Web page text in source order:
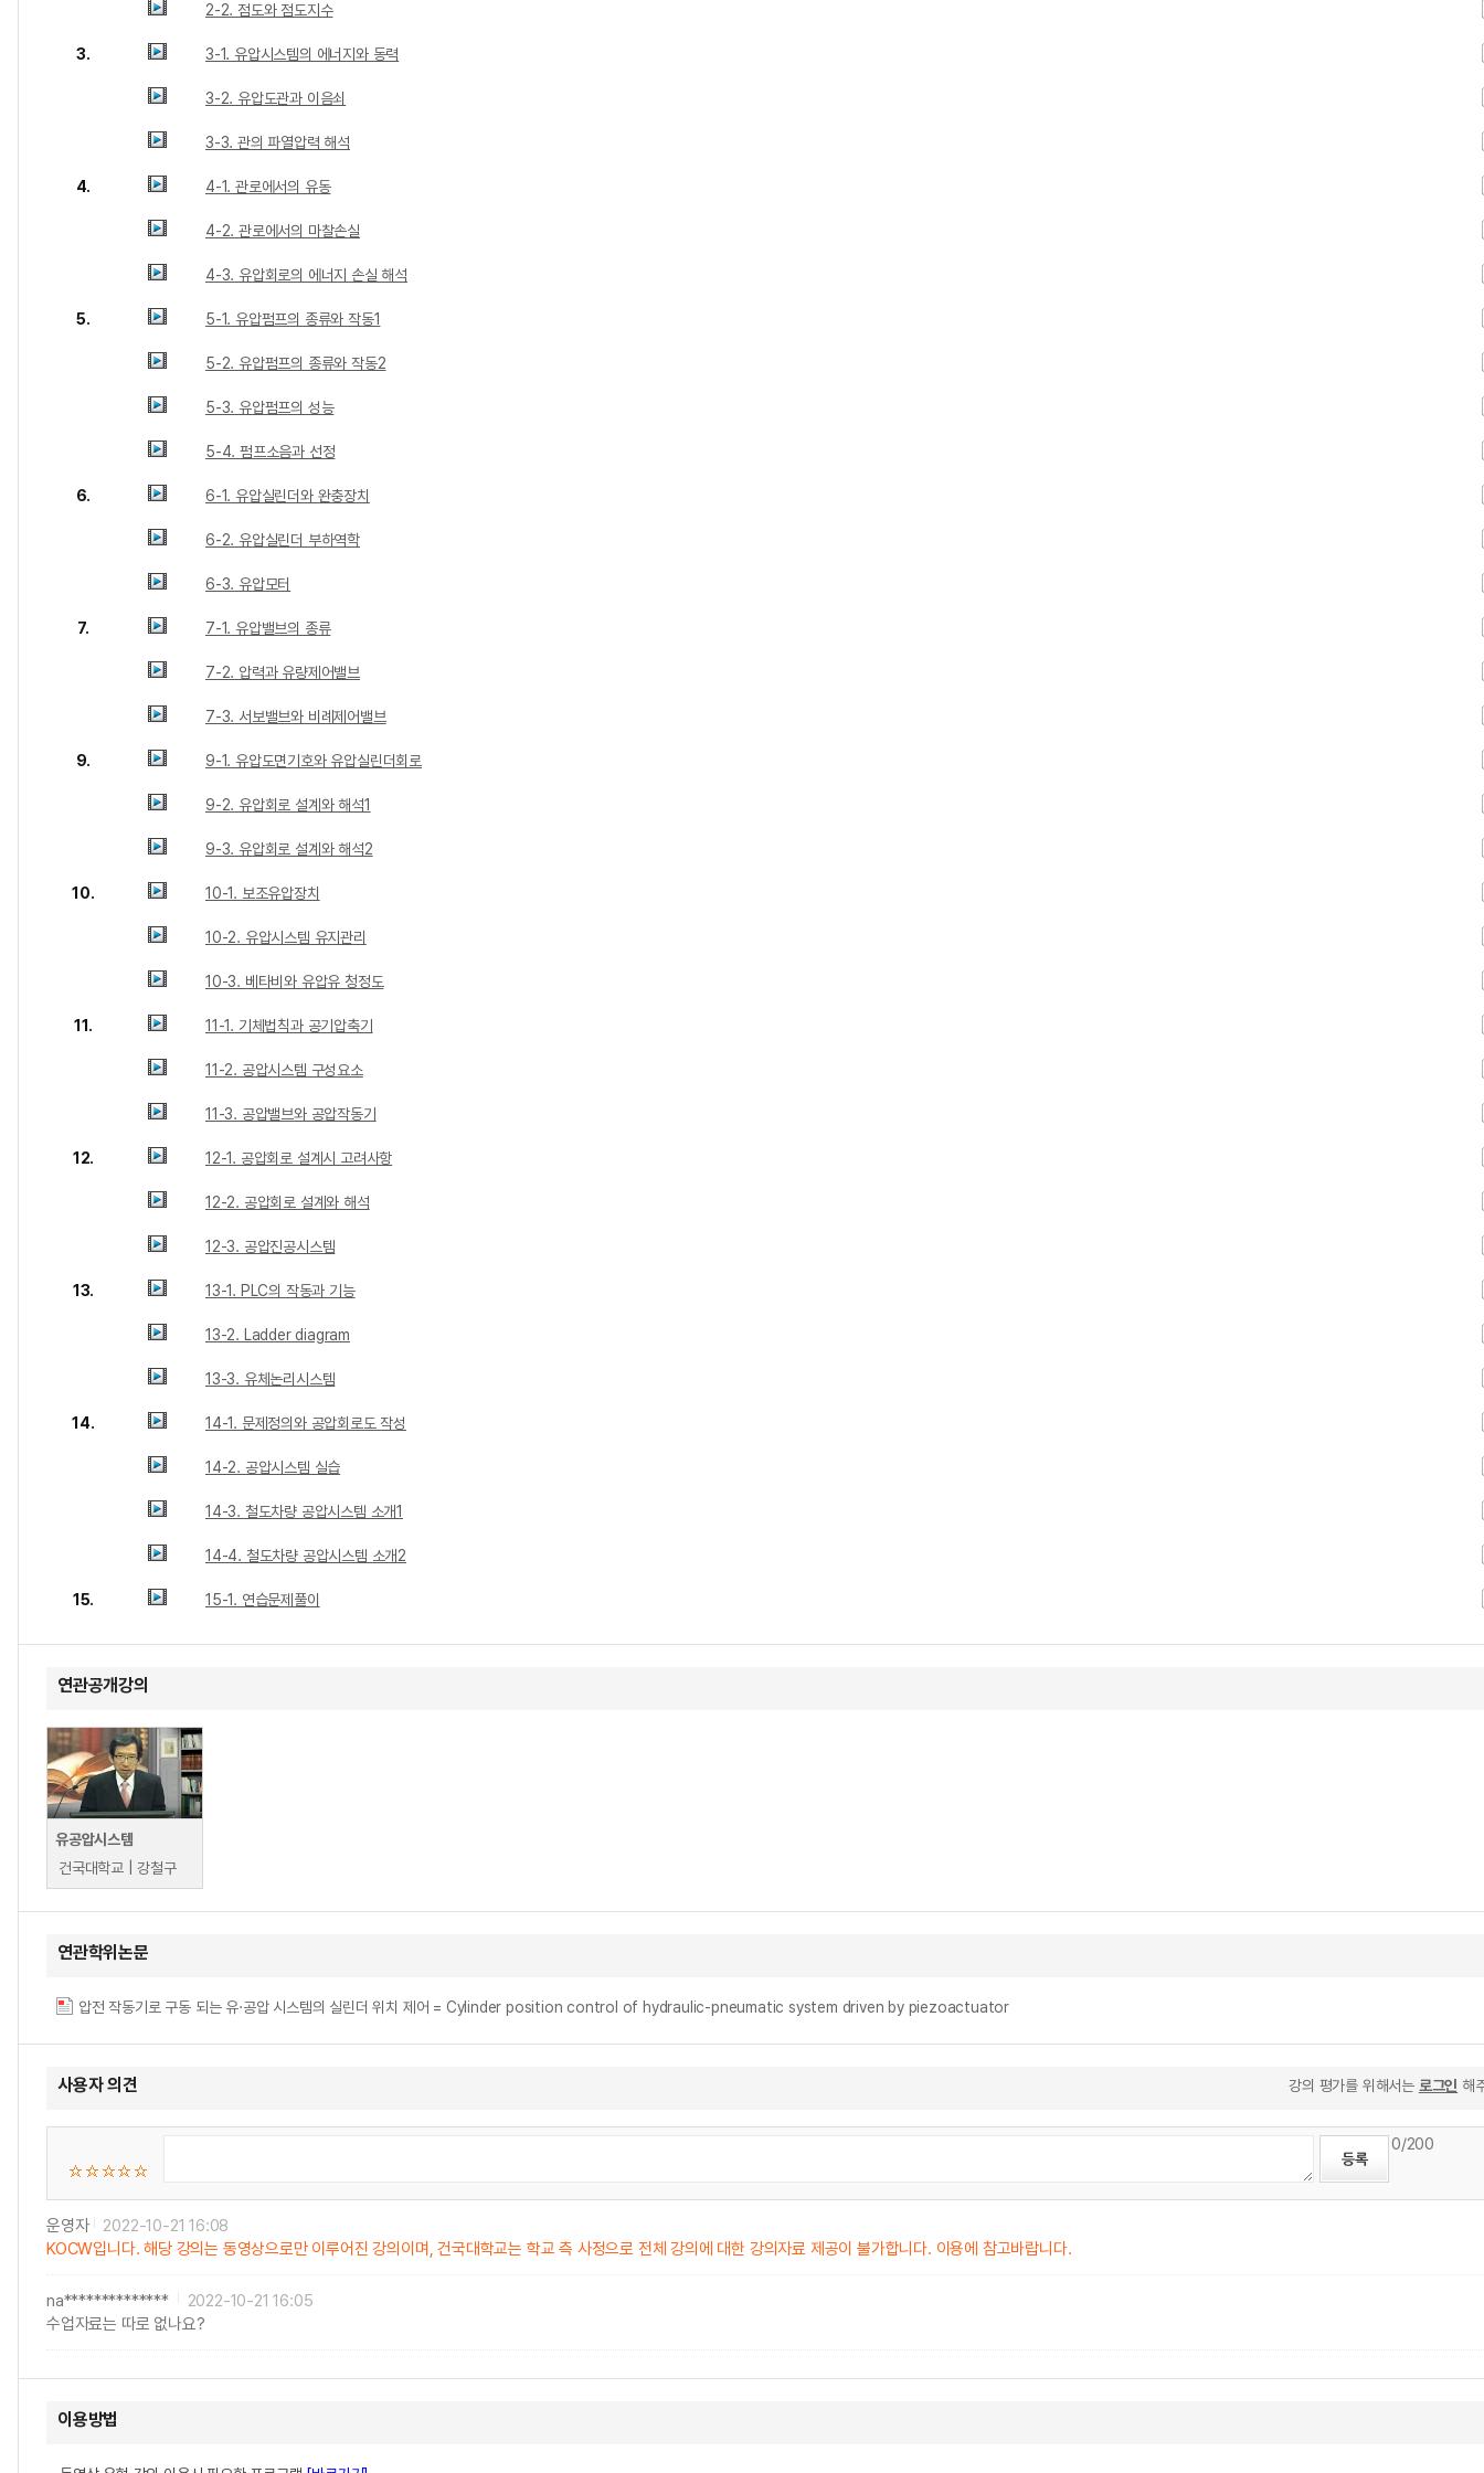
2-2. 점도와 점도지수
3. 3-1. 유압시스템의 에너지와 동력
3-2. 유압도관과 이음쇠
3-3. 관의 파열압력 해석
4. 4-1. 관로에서의 유동
4-2. 관로에서의 마찰손실
4-3. 유압회로의 에너지 손실 해석
5. 5-1. 유압펌프의 종류와 작동1
5-2. 유압펌프의 종류와 작동2
5-3. 유압펌프의 성능
5-4. 펌프소음과 선정
6. 6-1. 유압실린더와 완충장치
6-2. 유압실린더 부하역학
6-3. 유압모터
7. 7-1. 유압밸브의 종류
7-2. 압력과 유량제어밸브
7-3. 서보밸브와 비례제어밸브
9. 9-1. 유압도면기호와 유압실린더회로
9-2. 유압회로 설계와 해석1
9-3. 유압회로 설계와 해석2
10. 10-1. 보조유압장치
10-2. 유압시스템 유지관리
10-3. 베타비와 유압유 청정도
11. 11-1. 기체법칙과 공기압축기
11-2. 공압시스템 구성요소
11-3. 공압밸브와 공압작동기
12. 12-1. 공압회로 설계시 고려사항
12-2. 공압회로 설계와 해석
12-3. 공압진공시스템
13. 13-1. PLC의 작동과 기능
13-2. Ladder diagram
13-3. 유체논리시스템
14. 14-1. 문제정의와 공압회로도 작성
14-2. 공압시스템 실습
14-3. 철도차량 공압시스템 소개1
14-4. 철도차량 공압시스템 소개2
15. 15-1. 연습문제풀이
연관공개강의
유공압시스템
건국대학교 | 강철구
연관학위논문
압전 작동기로 구동 되는 유·공압 시스템의 실린더 위치 제어 = Cylinder position control of hydraulic-pneumatic system driven by piezoactuator
사용자 의견 강의 평가를 위해서는 로그인 해
0/200
운영자
2022-10-21 16:08
KOCW입니다. 해당 강의는 동영상으로만 이루어진 강의이며, 건국대학교는 학교 측 사정으로 전체 강의에 대한 강의자료 제공이 불가합니다. 이용에 참고바랍니다.
na**************
2022-10-21 16:05
수업자료는 따로 없나요?
이용방법